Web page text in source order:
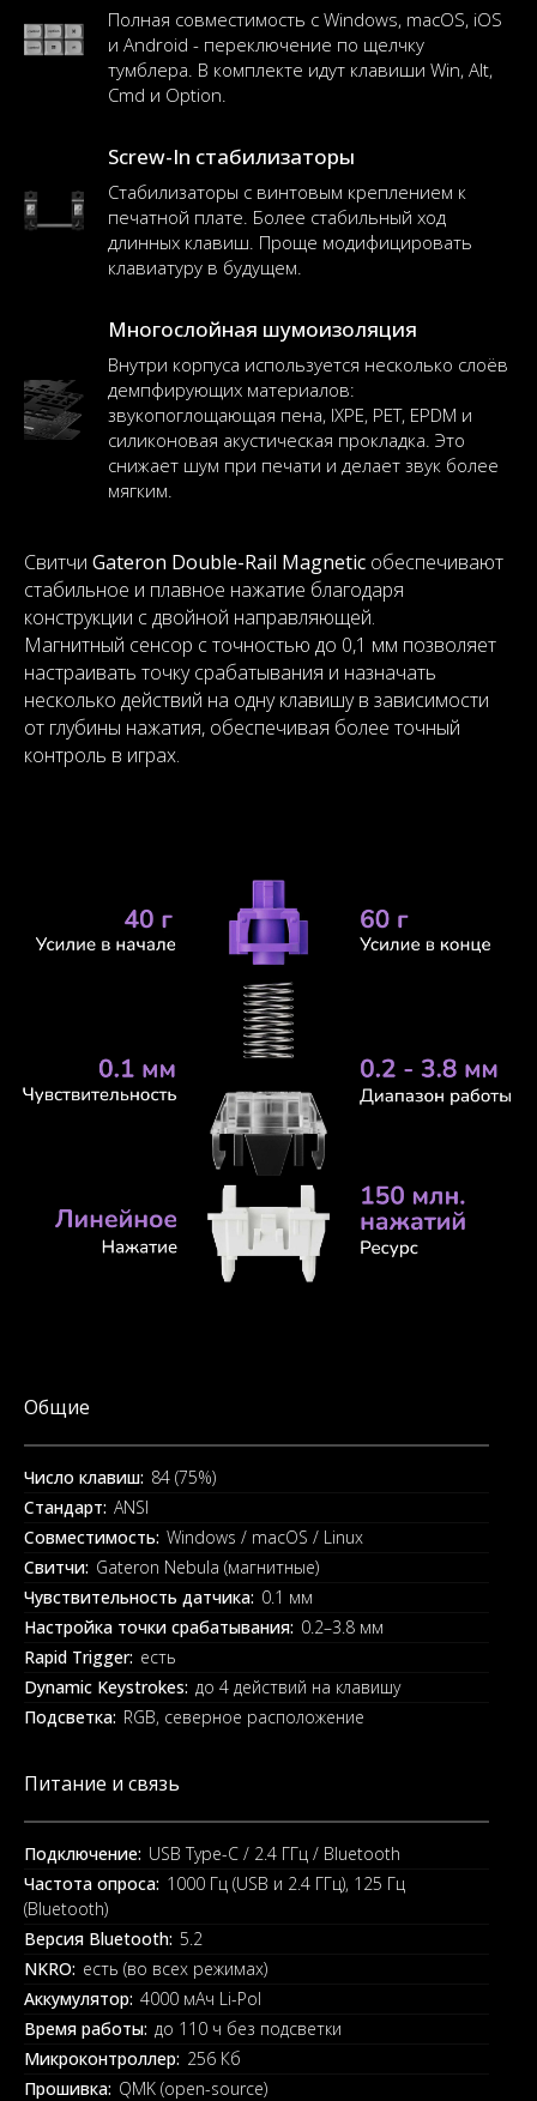
Полная совместимость с Windows, macOS, iOS
и Android - переключение по щелчку
тумблера. В комплекте идут клавиши Win, Alt,
Cmd и Option.
Screw-In стабилизаторы
Стабилизаторы с винтовым креплением к
печатной плате. Более стабильный ход
длинных клавиш. Проще модифицировать
клавиатуру в будущем.
Многослойная шумоизоляция
Внутри корпуса используется несколько слоёв
демпфирующих материалов:
звукопоглощающая пена, IXPE, PET, EPDM и
силиконовая акустическая прокладка. Это
снижает шум при печати и делает звук более
мягким.
Свитчи Gateron Double-Rail Magnetic обеспечивают
стабильное и плавное нажатие благодаря
конструкции с двойной направляющей.
Магнитный сенсор с точностью до 0,1 мм позволяет
настраивать точку срабатывания и назначать
несколько действий на одну клавишу в зависимости
от глубины нажатия, обеспечивая более точный
контроль в играх.
Общие
Число клавиш: 84 (75%)
Стандарт: ANSI
Совместимость: Windows / macOS / Linux
Свитчи: Gateron Nebula (магнитные)
Чувствительность датчика: 0.1 мм
Настройка точки срабатывания: 0.2–3.8 мм
Rapid Trigger: есть
Dynamic Keystrokes: до 4 действий на клавишу
Подсветка: RGB, северное расположение
Питание и связь
Подключение: USB Type-C / 2.4 ГГц / Bluetooth
Частота опроса: 1000 Гц (USB и 2.4 ГГц), 125 Гц
(Bluetooth)
Версия Bluetooth: 5.2
NKRO: есть (во всех режимах)
Аккумулятор: 4000 мАч Li-Pol
Время работы: до 110 ч без подсветки
Микроконтроллер: 256 Кб
Прошивка: QMK (open-source)